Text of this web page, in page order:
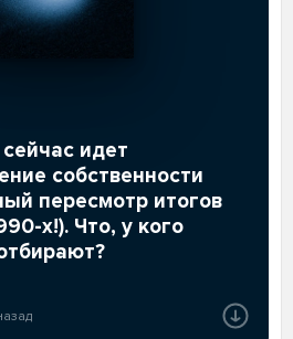
идет
собственности
пересмотр итогов
х!). Что, у кого